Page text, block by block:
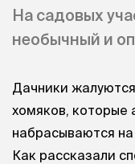
На садовых
необычный и
Дачники
хомяков, которые
набрасываются
Как рассказали